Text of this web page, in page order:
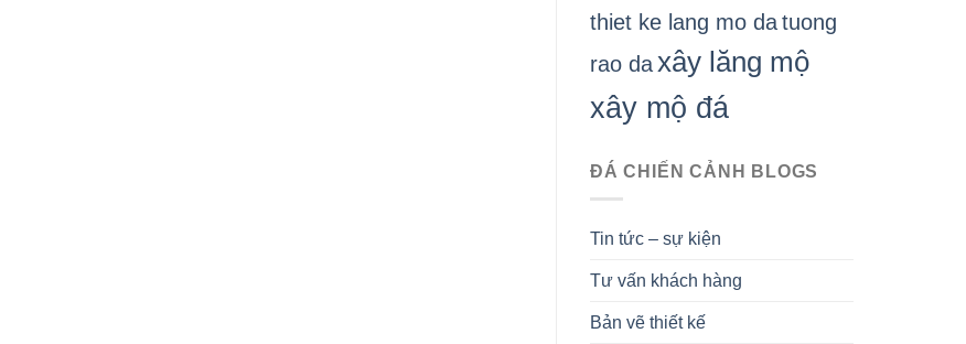
thiet ke lang mo datuong
rao daxây lăng mộ
xây mộ đá
ĐÁ CHIẾN CẢNH BLOGS
Tin tức – sự kiện
Tư vấn khách hàng
Bản vẽ thiết kế